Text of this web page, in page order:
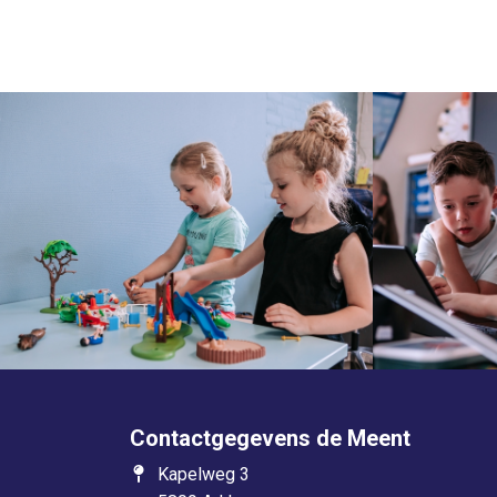
Contactgegevens de Meent
Kapelweg 3